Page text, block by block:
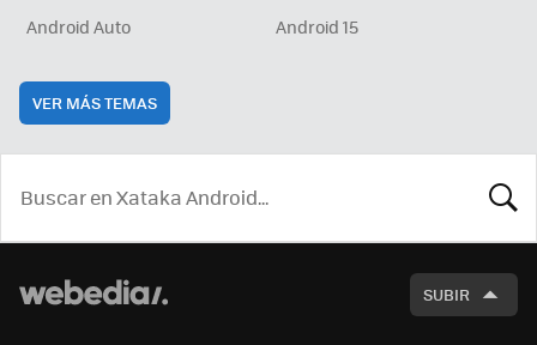
Android Auto
Android 15
VER MÁS TEMAS
SUBIR